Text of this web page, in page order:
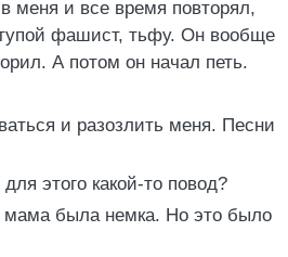
меня и все время повторял,
фашист, тьфу. Он вообще
А потом он начал петь.
и разозлить меня. Песни
этого какой-то повод?
мама была немка. Но это было